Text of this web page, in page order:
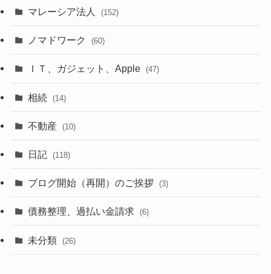
マレーシア法人 (152)
ノマドワーク (60)
ＩＴ、ガジェット、Apple (47)
相続 (14)
不動産 (10)
日記 (118)
ブログ開始（再開）のご挨拶 (3)
債務整理、過払い金請求 (6)
未分類 (26)